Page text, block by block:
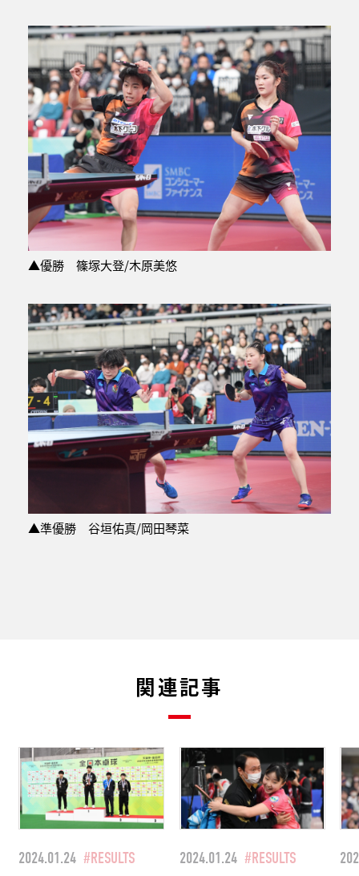
▲優勝 篠塚大登/木原美悠
▲準優勝 谷垣佑真/岡田琴菜
関連記事
2024.01.24 #RESULTS 2024.01.24 #RESULTS